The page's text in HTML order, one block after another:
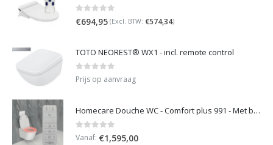
0 out of 5
€694,95 (Excl. BTW: €574,34)
TOTO NEOREST® WX1 - incl. remote control
0 out of 5
Prijs op aanvraag
Homecare Douche WC - Comfort plus 991 - Met brilverwarming
0 out of 5
Vanaf: €1,595,00